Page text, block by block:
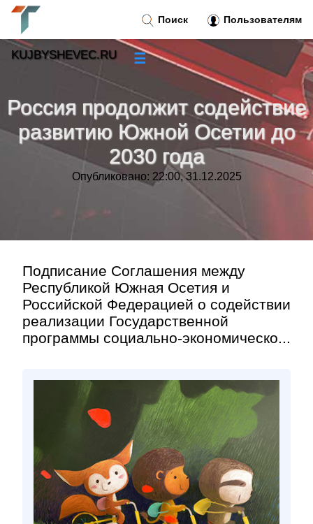
Россия продолжит содействие
развитию Южной Осетии до
2030 года
Опубликовано: 22:00, 31.12.2025
Подписание Соглашения между
Республикой Южная Осетия и
Российской Федерацией о содействии
реализации Государственной
программы социально-экономическо...
Поиск Пользователям
KUJBYSHEVEC.RU ☰
Новости»
Тренды новостей»
Рубрики»
Контакт»